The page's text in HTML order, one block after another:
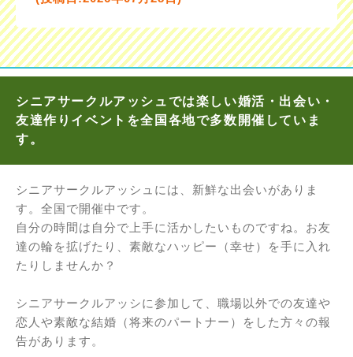
シニアサークルアッシュでは楽しい婚活・出会い・
友達作りイベントを全国各地で多数開催していま
す。
シニアサークルアッシュには、新鮮な出会いがありま
す。全国で開催中です。
自分の時間は自分で上手に活かしたいものですね。お友
達の輪を拡げたり、素敵なハッピー（幸せ）を手に入れ
たりしませんか？
シニアサークルアッシに参加して、職場以外での友達や
恋人や素敵な結婚（将来のパートナー）をした方々の報
告があります。